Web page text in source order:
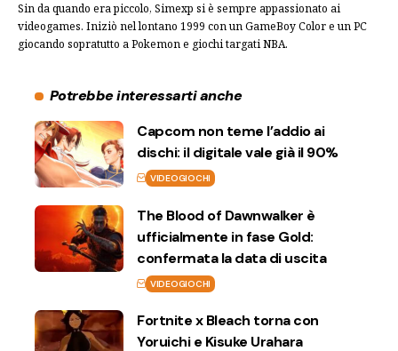
Sin da quando era piccolo, Simexp si è sempre appassionato ai
videogames. Iniziò nel lontano 1999 con un GameBoy Color e un PC
giocando sopratutto a Pokemon e giochi targati NBA.
Potrebbe interessarti anche
Capcom non teme l’addio ai
dischi: il digitale vale già il 90%
VIDEOGIOCHI
The Blood of Dawnwalker è
ufficialmente in fase Gold:
confermata la data di uscita
VIDEOGIOCHI
Fortnite x Bleach torna con
Yoruichi e Kisuke Urahara